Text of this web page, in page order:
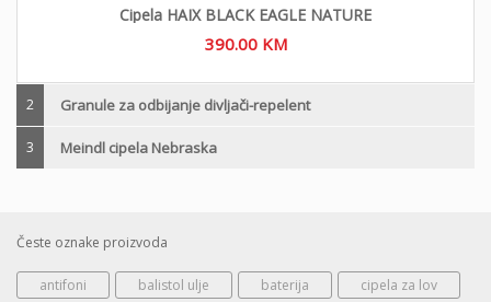
Cipela HAIX BLACK EAGLE NATURE
390.00 KM
2 Granule za odbijanje divljači-repelent
3 Meindl cipela Nebraska
Česte oznake proizvoda
antifoni balistol ulje baterija
cipela za lov